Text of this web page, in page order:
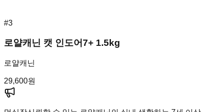
#3
로얄캐닌 캣 인도어7+ 1.5kg
로얄캐닌
29,600원